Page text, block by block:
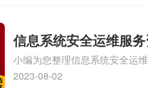
信息系统安全运维服
维服务资质二级
小编为您整理信息系统安全运
务资质的费用是多少啊、安全
2023-08-02